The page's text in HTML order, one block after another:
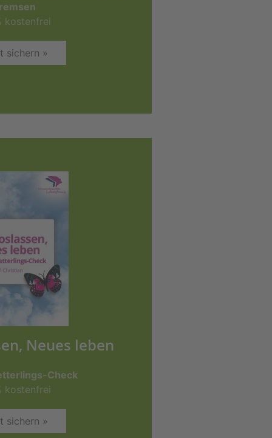
kostenfrei
sichern »
Neues leben
Check
kostenfrei
sichern »